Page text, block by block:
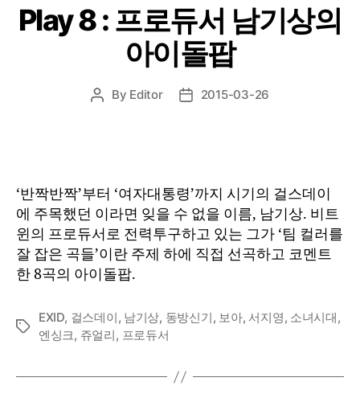
Play 8 : 프로듀서 남기상의
아이돌팝
Post
By Editor
Post2015-03-26
‘반짝반짝’부터 ‘여자대통령’까지 시기의 걸스데이
에 주목했던 이라면 잊을 수 없을 이름, 남기상. 비트
윈의 프로듀서로 전력투구하고 있는 그가 ‘팀 컬러를
잘 잡은 곡들’이란 주제 하에 직접 선곡하고 코멘트
한 8곡의 아이돌팝.
Tags
EXID, 걸스데이, 남기상, 동방신기, 보아, 서지영, 소녀시대,
엔싱크, 쥬얼리, 프로듀서